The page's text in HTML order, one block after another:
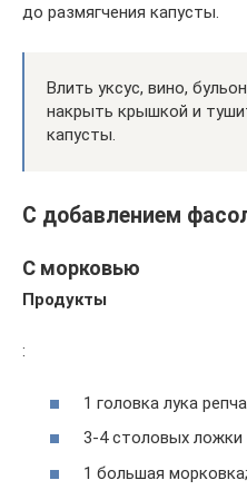
до размягчения капусты.
Влить уксус, вино,
накрыть крышкой и
капусты.
С добавлением
С морковью
Продукты
:
1 головка лука
3-4 столовых ложки
1 большая морковка;